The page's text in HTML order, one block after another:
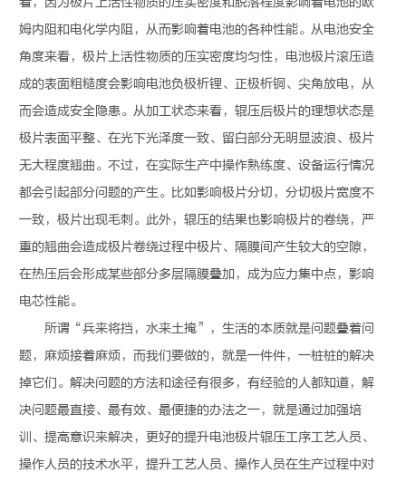
姆内阻和电化学内阻，从而影响着电池的各种性能。从电池安全
角度来看，极片上活性物质的压实密度均匀性，电池极片滚压造
成的表面粗糙度会影响电池负极析锂、正极析铜、尖角放电，从
而会造成安全隐患。从加工状态来看，辊压后极片的理想状态是
极片表面平整、在光下光泽度一致、留白部分无明显波浪、极片
无大程度翘曲。不过，在实际生产中操作熟练度、设备运行情况
都会引起部分问题的产生。比如影响极片分切，分切极片宽度不
一致，极片出现毛刺。此外，辊压的结果也影响极片的卷绕，严
重的翘曲会造成极片卷绕过程中极片、隔膜间产生较大的空隙，
在热压后会形成某些部分多层隔膜叠加，成为应力集中点，影响
电芯性能。
所谓“兵来将挡，水来土掩”，生活的本质就是问题叠着问
题，麻烦接着麻烦，而我们要做的，就是一件件，一桩桩的解决
掉它们。解决问题的方法和途径有很多，有经验的人都知道，解
决问题最直接、最有效、最便捷的办法之一，就是通过加强培
训、提高意识来解决，更好的提升电池极片辊压工序工艺人员、
操作人员的技术水平，提升工艺人员、操作人员在生产过程中对